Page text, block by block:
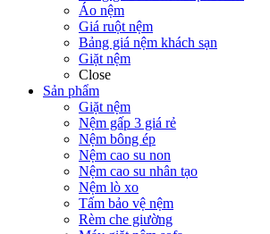
Áo nệm
Giá ruột nệm
Bảng giá nệm khách sạn
Giặt nệm
Close
Sản phẩm
Giặt nệm
Nệm gấp 3 giá rẻ
Nệm bông ép
Nệm cao su non
Nệm cao su nhân tạo
Nệm lò xo
Tấm bảo vệ nệm
Rèm che giường